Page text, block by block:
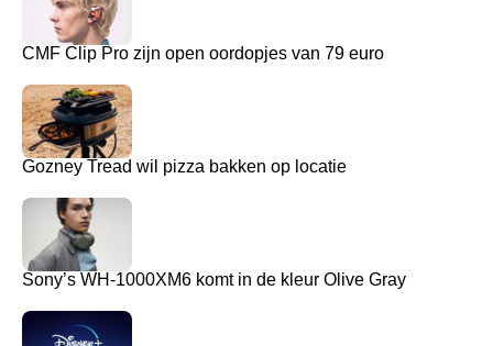
CMF Clip Pro zijn open oordopjes van 79 euro
Gozney Tread wil pizza bakken op locatie
Sony’s WH-1000XM6 komt in de kleur Olive Gray